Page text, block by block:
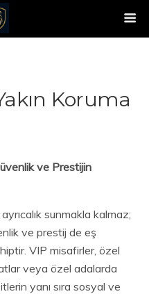
Koruma
ve Prestijin
sunmakla kalmaz;
ve prestij de eş
VIP misafirler, özel
veya özel adalarda
yanı sıra sosyal ve